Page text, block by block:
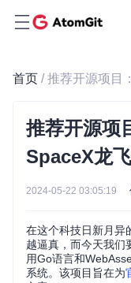
首页
推荐开源项
SpaceX龙
2024-05-22 03:05:19
在这个科技日新月异
越逼真，而今天我
用Go语言和
系统。该项目旨在为